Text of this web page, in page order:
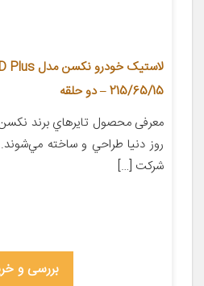
215/65/15 – دو حلقه
معرفی محصول تايرهاي برند نکسن
روز دنيا طراحي و ساخته
شرکت […]
بررسی و